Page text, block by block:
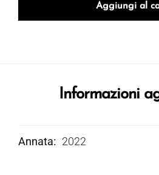
Aggiungi al
Informazioni
Annata 2022